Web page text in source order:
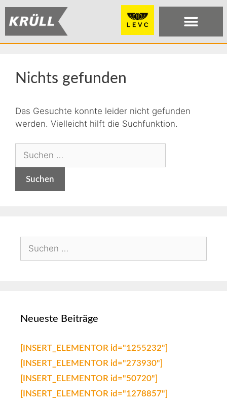
Nichts gefunden
Das Gesuchte konnte leider nicht gefunden
werden. Vielleicht hilft die Suchfunktion.
Neueste Beiträge
[INSERT_ELEMENTOR id="1255232"]
[INSERT_ELEMENTOR id="273930"]
[INSERT_ELEMENTOR id="50720"]
[INSERT_ELEMENTOR id="1278857"]